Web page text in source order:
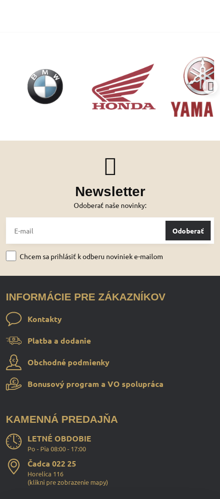
Newsletter
Odoberať naše novinky:
Odoberať
Chcem sa prihlásiť k odberu noviniek e-mailom
INFORMÁCIE PRE ZÁKAZNÍKOV
Kontakty
Platba a dodanie
Obchodné podmienky
Bonusový program a VO spolupráca
KAMENNÁ PREDAJŇA
LETNÉ OBDOBIE
Po - Pia 08:00 - 17:00
Čadca 022 25
Horelica 116
(klikni pre zobrazenie mapy)